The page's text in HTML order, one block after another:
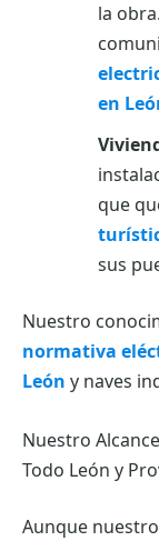
la
en
que
sus
Nuestro
normativa
León y naves
Nuestro
Todo León y
Aunque